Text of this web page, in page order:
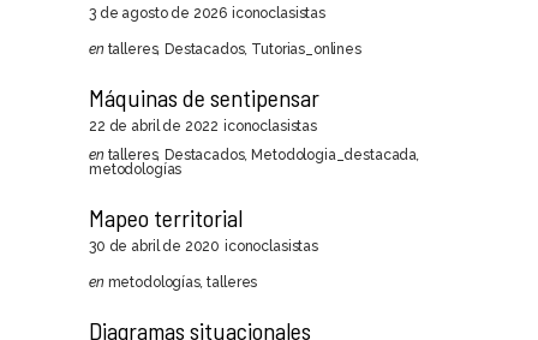
3 de agosto de 2026 iconoclasistas
en talleres, Destacados, Tutorias_onlines
Máquinas de sentipensar
22 de abril de 2022 iconoclasistas
en talleres, Destacados, Metodologia_destacada,
metodologías
Mapeo territorial
30 de abril de 2020 iconoclasistas
en metodologías,talleres
Diagramas situacionales